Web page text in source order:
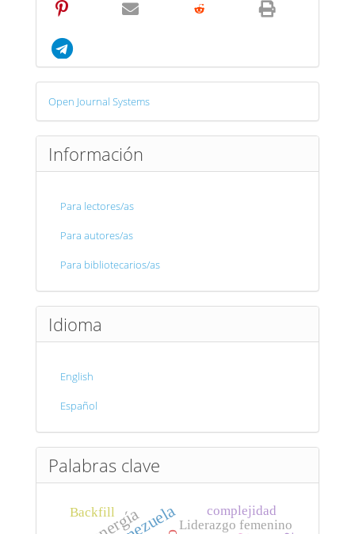
Desarrollado
por
Open Journal Systems
Información
Para lectores/as
Para autores/as
Para bibliotecarios/as
Idioma
English
Español
Palabras clave
Liderazgo femenino
complejidad
Backfill